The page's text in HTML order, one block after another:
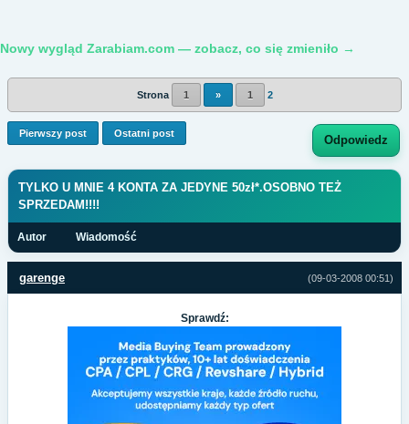
Nowy wygląd Zarabiam.com — zobacz, co się zmieniło →
Strona 1 » 1 2
Pierwszy post Ostatni post Odpowiedz
TYLKO U MNIE 4 KONTA ZA JEDYNE 50zł*.OSOBNO TEŻ
SPRZEDAM!!!!
Autor Wiadomość
(09-03-2008 00:51)
garenge
Sprawdź: